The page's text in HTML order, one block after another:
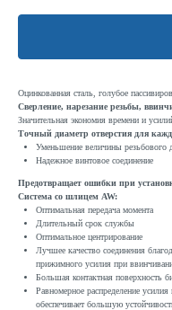
Оцинкованная сталь, голубое
Сверление, нарезание резьбы,
Значительная экономия времени и
Точный диаметр отверстия для
Уменьшение величины резьбового
Надежное винтовое соединение
Предотвращает ошибки при
Система со шлицем AW:
Оптимальная передача момента
Длительный срок службы
Оптимальное центрирование
Лучшее качество соединения
прижимного усилия при
Большая контактная поверхность
Равномерное распределение
обеспечивает большую